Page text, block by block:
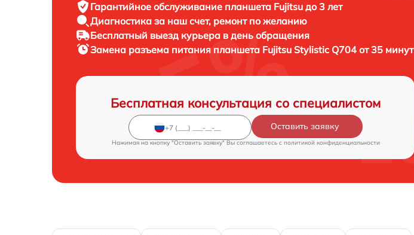
Гарантийное обслуживание планшета Fujitsu до 3 лет
Диагностика за наш счет, ремонт по желанию
Бесплатный выезд курьера в день обращения
Замена разъема питания планшета Fujitsu Stylistic Q704 от 35 минут
Бесплатная консультация со специалистом
Оставить заявку
Нажимая на кнопку "Оставить заявку" Вы соглашаетесь c политикой конфиденциальности